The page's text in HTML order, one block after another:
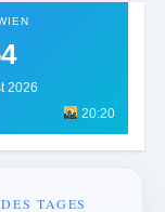
2026
20:20
TAGES